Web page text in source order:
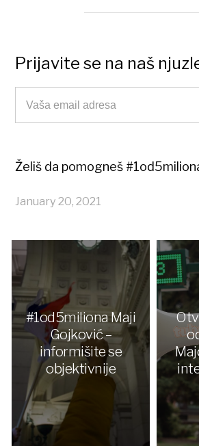
Prijavite se na naš
Želiš da pomogneš
January 20, 2021
#1od5miliona Maji
Gojković –
informišite se
objektivnije